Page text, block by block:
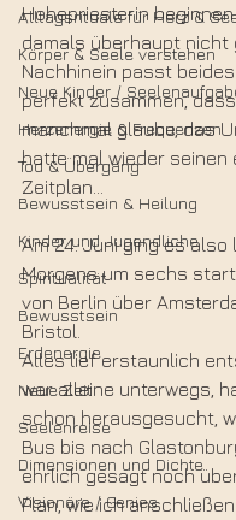
Alltagsrituale für Herz &
Körper & Seele verstehen
Neue Kinder /
Herzenergie & Frequenzen
Tod & Übergang
Bewusstsein & Heilung
Kinder und Jugendliche
Spiritualität
Bewusstsein
Erdenergie
Neue Zeit
Seelenreise
Dimensionen und Dichte
Visionäre / Genies
Hohepriesterin
damals überhaupt nicht
Nachhinein passt
perfekt zusammen,
manchmal glaube, das
hatte mal wieder seinen
Zeitplan...
Am 24. Juni ging es also
Morgens um sechs
von Berlin über
Bristol.
Alles lief erstaunlich
war alleine unterwegs,
schon herausgesucht,
Bus bis nach
ehrlich gesagt noch
Plan, wie ich